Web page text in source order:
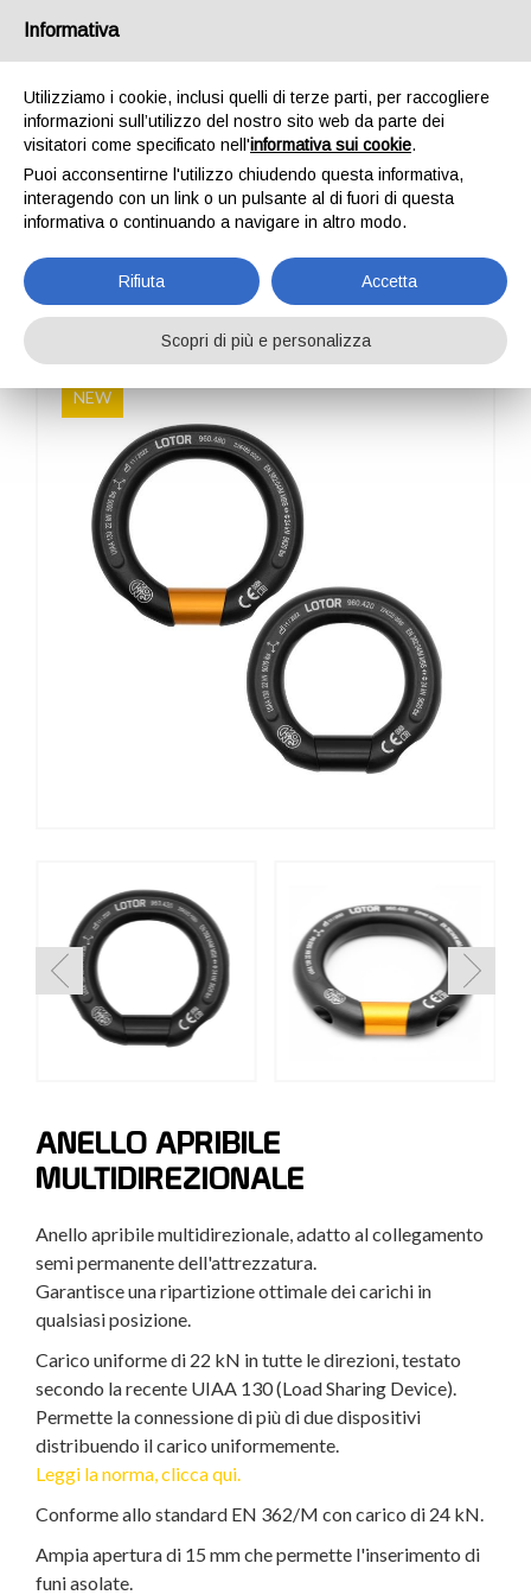
LOTOR
LOTOR
NEW
ANELLO APRIBILE
MULTIDIREZIONALE
Anello apribile multidirezionale, adatto al collegamento
semi permanente dell'attrezzatura.
Garantisce una ripartizione ottimale dei carichi in
qualsiasi posizione.
Carico uniforme di 22 kN in tutte le direzioni, testato
secondo la recente UIAA 130 (Load Sharing Device).
Permette la connessione di più di due dispositivi
distribuendo il carico uniformemente.
Leggi la norma, clicca qui.
Conforme allo standard EN 362/M con carico di 24 kN.
Ampia apertura di 15 mm che permette l'inserimento di
funi asolate.
Informativa
Utilizziamo i cookie, inclusi quelli di terze parti, per raccogliere
informazioni sull’utilizzo del nostro sito web da parte dei
visitatori come specificato nell'informativa sui cookie.
Puoi acconsentirne l'utilizzo chiudendo questa informativa,
interagendo con un link o un pulsante al di fuori di questa
informativa o continuando a navigare in altro modo.
Rifiuta Accetta
Scopri di più e personalizza